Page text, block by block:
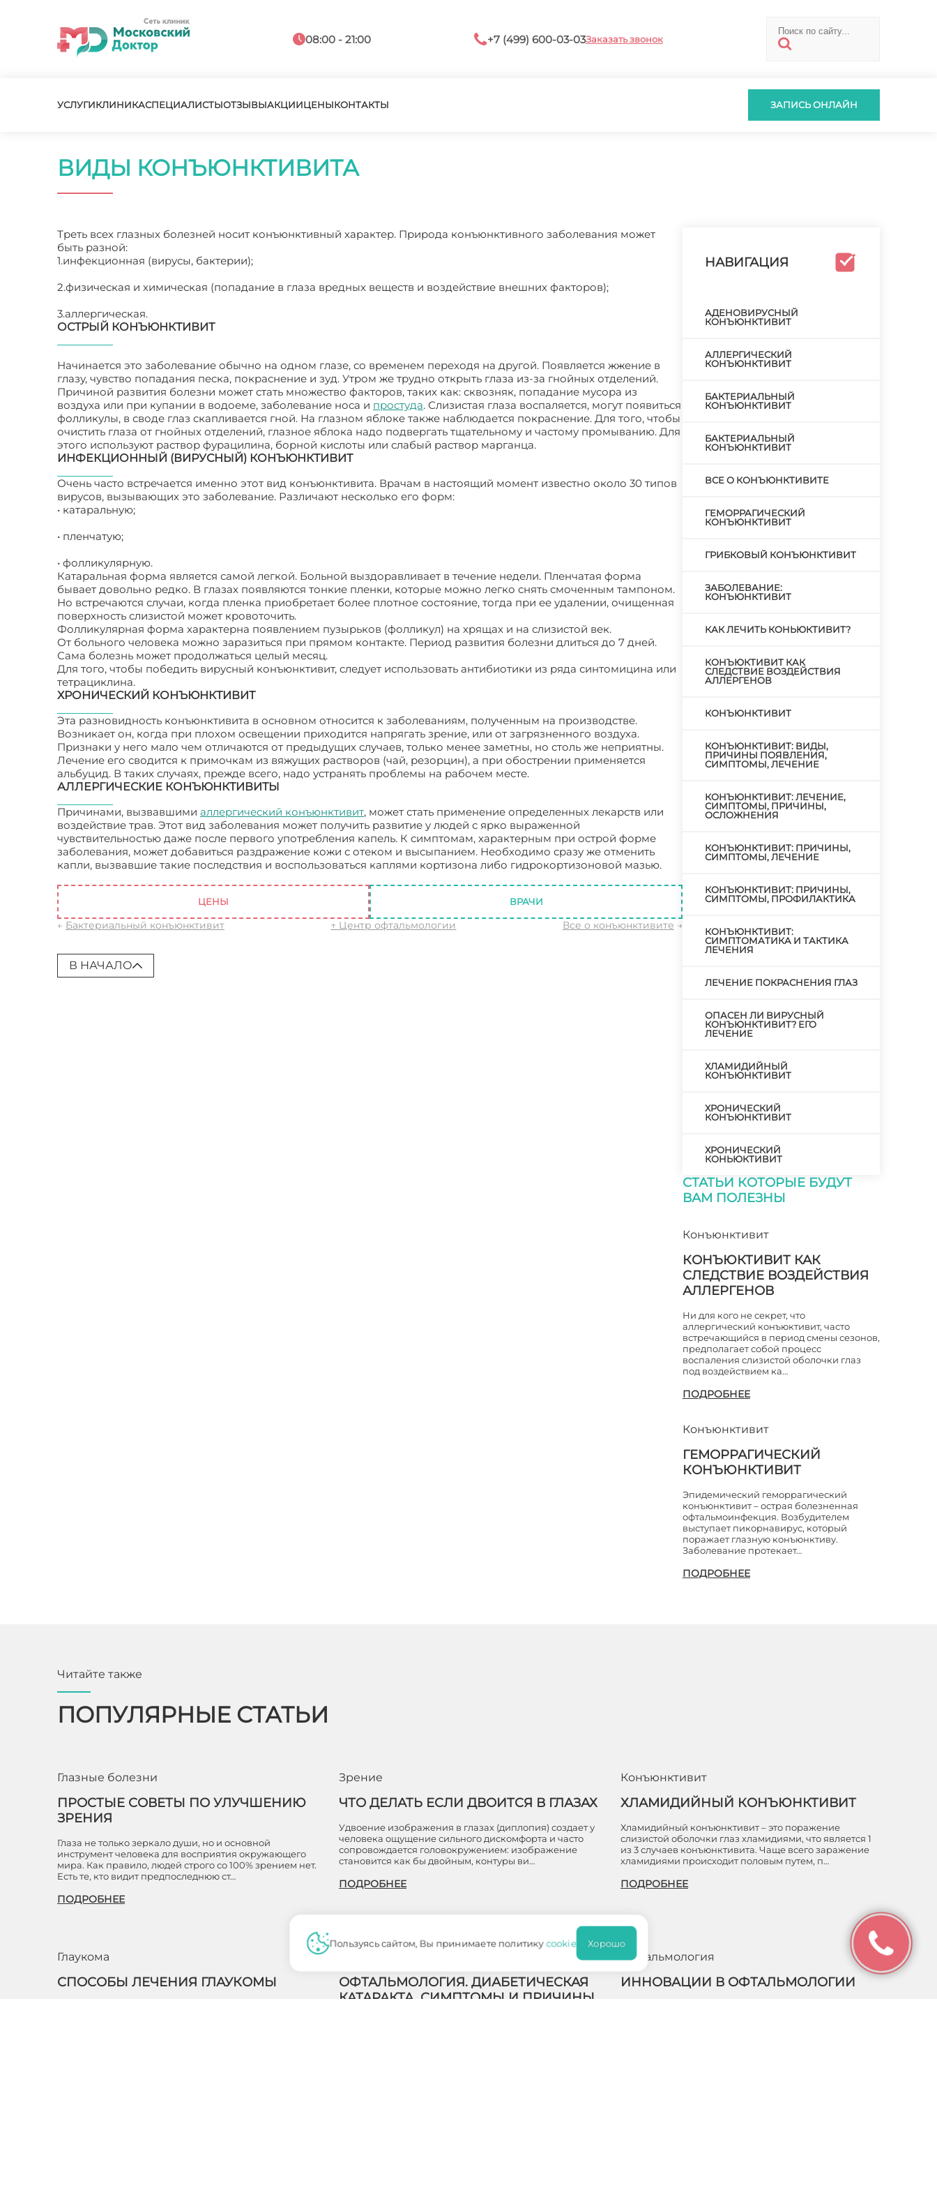
08:00 - 21:00 +7 (499) 600-03-03Заказать звонок
УСЛУГИКЛИНИКАСПЕЦИАЛИСТЫОТЗЫВЫАКЦИИЦЕНЫКОНТАКТЫ ЗАПИСЬ ОНЛАЙН
ВИДЫ КОНЪЮНКТИВИТА
Треть всех глазных болезней носит конъюнктивный характер. Природа конъюнктивного заболевания может
быть разной:
1.инфекционная (вирусы, бактерии);
2.физическая и химическая (попадание в глаза вредных веществ и воздействие внешних факторов);
3.аллергическая.
ОСТРЫЙ КОНЪЮНКТИВИТ
Начинается это заболевание обычно на одном глазе, со временем переходя на другой. Появляется жжение в
глазу, чувство попадания песка, покраснение и зуд. Утром же трудно открыть глаза из-за гнойных отделений.
Причиной развития болезни может стать множество факторов, таких как: сквозняк, попадание мусора из
воздуха или при купании в водоеме, заболевание носа и простуда. Слизистая глаза воспаляется, могут появиться
фолликулы, в своде глаз скапливается гной. На глазном яблоке также наблюдается покраснение. Для того, чтобы
очистить глаза от гнойных отделений, глазное яблока надо подвергать тщательному и частому промыванию. Для
этого используют раствор фурацилина, борной кислоты или слабый раствор марганца.
ИНФЕКЦИОННЫЙ (ВИРУСНЫЙ) КОНЪЮНКТИВИТ
Очень часто встречается именно этот вид конъюнктивита. Врачам в настоящий момент известно около 30 типов
вирусов, вызывающих это заболевание. Различают несколько его форм:
• катаральную;
• пленчатую;
• фолликулярную.
Катаральная форма является самой легкой. Больной выздоравливает в течение недели. Пленчатая форма
бывает довольно редко. В глазах появляются тонкие пленки, которые можно легко снять смоченным тампоном.
Но встречаются случаи, когда пленка приобретает более плотное состояние, тогда при ее удалении, очищенная
поверхность слизистой может кровоточить.
Фолликулярная форма характерна появлением пузырьков (фолликул) на хрящах и на слизистой век.
От больного человека можно заразиться при прямом контакте. Период развития болезни длиться до 7 дней.
Сама болезнь может продолжаться целый месяц.
Для того, чтобы победить вирусный конъюнктивит, следует использовать антибиотики из ряда синтомицина или
тетрациклина.
ХРОНИЧЕСКИЙ КОНЪЮНКТИВИТ
Эта разновидность конъюнктивита в основном относится к заболеваниям, полученным на производстве.
Возникает он, когда при плохом освещении приходится напрягать зрение, или от загрязненного воздуха.
Признаки у него мало чем отличаются от предыдущих случаев, только менее заметны, но столь же неприятны.
Лечение его сводится к примочкам из вяжущих растворов (чай, резорцин), а при обострении применяется
альбуцид. В таких случаях, прежде всего, надо устранять проблемы на рабочем месте.
АЛЛЕРГИЧЕСКИЕ КОНЪЮНКТИВИТЫ
Причинами, вызвавшими аллергический конъюнктивит, может стать применение определенных лекарств или
воздействие трав. Этот вид заболевания может получить развитие у людей с ярко выраженной
чувствительностью даже после первого употребления капель. К симптомам, характерным при острой форме
заболевания, может добавиться раздражение кожи с отеком и высыпанием. Необходимо сразу же отменить
капли, вызвавшие такие последствия и воспользоваться каплями кортизона либо гидрокортизоновой мазью.
ЦЕНЫ ВРАЧИ
← Бактериальный конъюнктивит ↑ Центр офтальмологии Все о конъюнктивите →
В НАЧАЛО
НАВИГАЦИЯ
АДЕНОВИРУСНЫЙ
КОНЪЮНКТИВИТ
АЛЛЕРГИЧЕСКИЙ
КОНЪЮНКТИВИТ
БАКТЕРИАЛЬНЫЙ
КОНЪЮНКТИВИТ
БАКТЕРИАЛЬНЫЙ
КОНЪЮНКТИВИТ
ВСЕ О КОНЪЮНКТИВИТЕ
ГЕМОРРАГИЧЕСКИЙ
КОНЪЮНКТИВИТ
ГРИБКОВЫЙ КОНЪЮНКТИВИТ
ЗАБОЛЕВАНИЕ:
КОНЪЮНКТИВИТ
КАК ЛЕЧИТЬ КОНЬЮКТИВИТ?
КОНЪЮКТИВИТ КАК
СЛЕДСТВИЕ ВОЗДЕЙСТВИЯ
АЛЛЕРГЕНОВ
КОНЪЮНКТИВИТ
КОНЪЮНКТИВИТ: ВИДЫ,
ПРИЧИНЫ ПОЯВЛЕНИЯ,
СИМПТОМЫ, ЛЕЧЕНИЕ
КОНЪЮНКТИВИТ: ЛЕЧЕНИЕ,
СИМПТОМЫ, ПРИЧИНЫ,
ОСЛОЖНЕНИЯ
КОНЪЮНКТИВИТ: ПРИЧИНЫ,
СИМПТОМЫ, ЛЕЧЕНИЕ
КОНЪЮНКТИВИТ: ПРИЧИНЫ,
СИМПТОМЫ, ПРОФИЛАКТИКА
КОНЪЮНКТИВИТ:
СИМПТОМАТИКА И ТАКТИКА
ЛЕЧЕНИЯ
ЛЕЧЕНИЕ ПОКРАСНЕНИЯ ГЛАЗ
ОПАСЕН ЛИ ВИРУСНЫЙ
КОНЪЮНКТИВИТ? ЕГО
ЛЕЧЕНИЕ
ХЛАМИДИЙНЫЙ
КОНЪЮНКТИВИТ
ХРОНИЧЕСКИЙ
КОНЪЮНКТИВИТ
ХРОНИЧЕСКИЙ
КОНЬЮКТИВИТ
СТАТЬИ КОТОРЫЕ БУДУТ
ВАМ ПОЛЕЗНЫ
Конъюнктивит
КОНЪЮКТИВИТ КАК
СЛЕДСТВИЕ ВОЗДЕЙСТВИЯ
АЛЛЕРГЕНОВ
Ни для кого не секрет, что
аллергический конъюктивит, часто
встречающийся в период смены сезонов,
предполагает собой процесс
воспаления слизистой оболочки глаз
под воздействием ка…
ПОДРОБНЕЕ
Конъюнктивит
ГЕМОРРАГИЧЕСКИЙ
КОНЪЮНКТИВИТ
Эпидемический геморрагический
конъюнктивит – острая болезненная
офтальмоинфекция. Возбудителем
выступает пикорнавирус, который
поражает глазную конъюнктиву.
Заболевание протекает…
ПОДРОБНЕЕ
Читайте также
ПОПУЛЯРНЫЕ СТАТЬИ
Глазные болезни
ПРОСТЫЕ СОВЕТЫ ПО УЛУЧШЕНИЮ
ЗРЕНИЯ
Глаза не только зеркало души, но и основной
инструмент человека для восприятия окружающего
мира. Как правило, людей строго со 100% зрением нет.
Есть те, кто видит предпоследнюю ст…
ПОДРОБНЕЕ
Зрение
ЧТО ДЕЛАТЬ ЕСЛИ ДВОИТСЯ В ГЛАЗАХ
Удвоение изображения в глазах (диплопия) создает у
человека ощущение сильного дискомфорта и часто
сопровождается головокружением: изображение
становится как бы двойным, контуры ви…
ПОДРОБНЕЕ
Конъюнктивит
ХЛАМИДИЙНЫЙ КОНЪЮНКТИВИТ
Хламидийный конъюнктивит – это поражение
слизистой оболочки глаз хламидиями, что является 1
из 3 случаев конъюнктивита. Чаще всего заражение
хламидиями происходит половым путем, п…
ПОДРОБНЕЕ
Глаукома
СПОСОБЫ ЛЕЧЕНИЯ ГЛАУКОМЫ
ОФТАЛЬМОЛОГИЯ. ДИАБЕТИЧЕСКАЯ
КАТАРАКТА. СИМПТОМЫ И ПРИЧИНЫ
Офтальмология
ИННОВАЦИИ В ОФТАЛЬМОЛОГИИ
Пользуясь сайтом, Вы принимаете политикуcookie Хорошо